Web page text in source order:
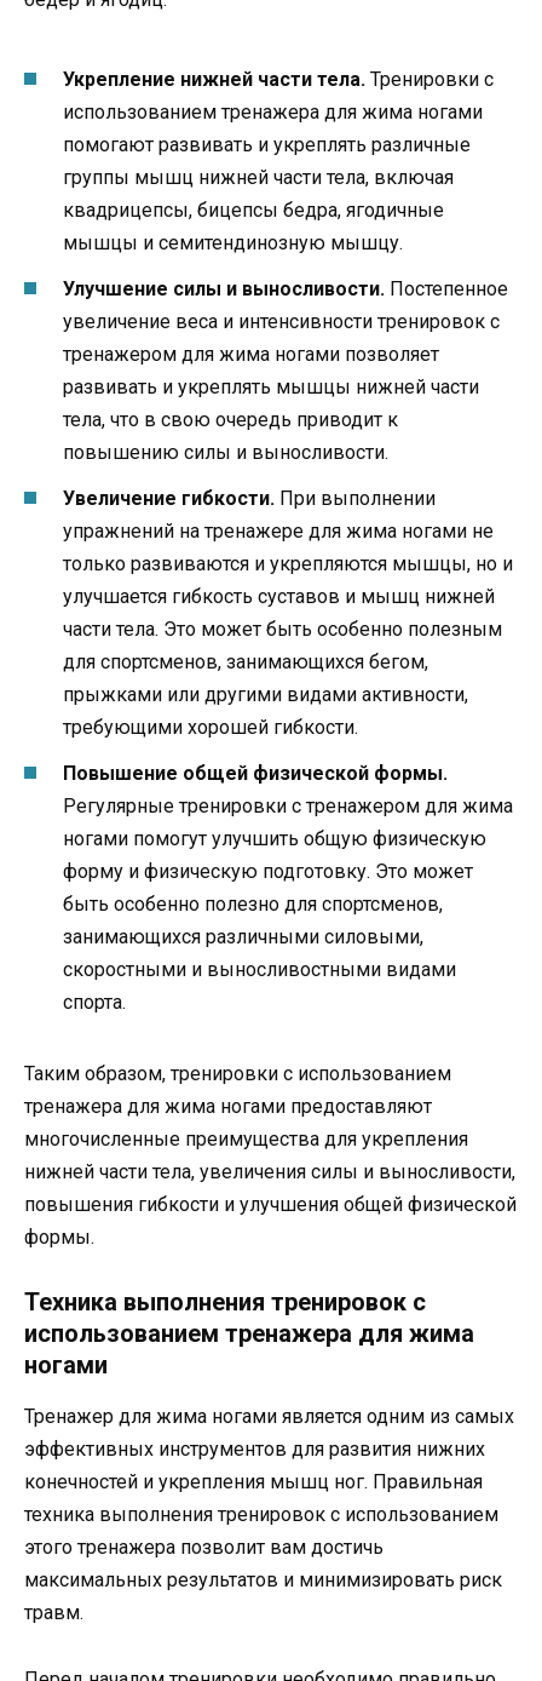
Укрепление нижней части тела. Тренировки с
использованием тренажера для жима ногами
помогают развивать и укреплять различные
группы мышц нижней части тела, включая
квадрицепсы, бицепсы бедра, ягодичные
мышцы и семитендинозную мышцу.
Улучшение силы и выносливости. Постепенное
увеличение веса и интенсивности тренировок с
тренажером для жима ногами позволяет
развивать и укреплять мышцы нижней части
тела, что в свою очередь приводит к
повышению силы и выносливости.
Увеличение гибкости. При выполнении
упражнений на тренажере для жима ногами не
только развиваются и укрепляются мышцы, но и
улучшается гибкость суставов и мышц нижней
части тела. Это может быть особенно полезным
для спортсменов, занимающихся бегом,
прыжками или другими видами активности,
требующими хорошей гибкости.
Повышение общей физической формы.
Регулярные тренировки с тренажером для жима
ногами помогут улучшить общую физическую
форму и физическую подготовку. Это может
быть особенно полезно для спортсменов,
занимающихся различными силовыми,
скоростными и выносливостными видами
спорта.
Таким образом, тренировки с использованием
тренажера для жима ногами предоставляют
многочисленные преимущества для укрепления
нижней части тела, увеличения силы и выносливости,
повышения гибкости и улучшения общей физической
формы.
Техника выполнения тренировок с
использованием тренажера для жима
ногами
Тренажер для жима ногами является одним из самых
эффективных инструментов для развития нижних
конечностей и укрепления мышц ног. Правильная
техника выполнения тренировок с использованием
этого тренажера позволит вам достичь
максимальных результатов и минимизировать риск
травм.